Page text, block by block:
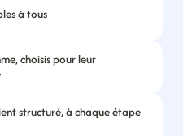
à tous
choisis pour leur
structuré, à chaque étape